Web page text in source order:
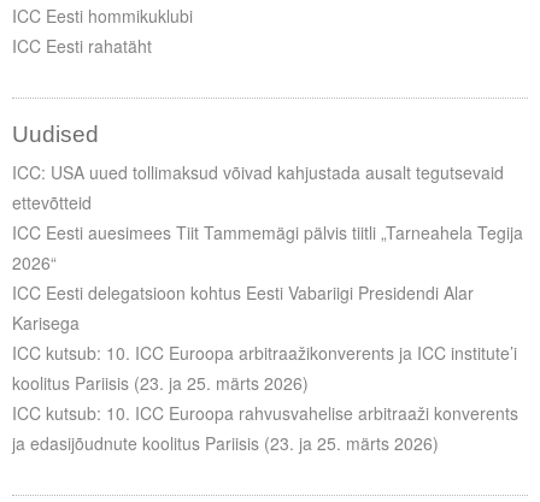
ICC Eesti hommikuklubi
ICC Eesti rahatäht
Uudised
ICC: USA uued tollimaksud võivad kahjustada ausalt tegutsevaid
ettevõtteid
ICC Eesti auesimees Tiit Tammemägi pälvis tiitli „Tarneahela Tegija
2026“
ICC Eesti delegatsioon kohtus Eesti Vabariigi Presidendi Alar
Karisega
ICC kutsub: 10. ICC Euroopa arbitraažikonverents ja ICC institute’i
koolitus Pariisis (23. ja 25. märts 2026)
ICC kutsub: 10. ICC Euroopa rahvusvahelise arbitraaži konverents
ja edasijõudnute koolitus Pariisis (23. ja 25. märts 2026)